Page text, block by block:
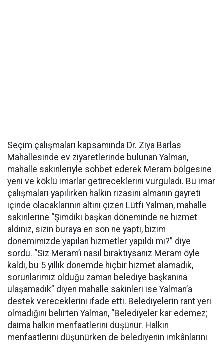
Seçim çalışmaları kapsamında Dr. Ziya Barlas
Mahallesinde ev ziyaretlerinde bulunan Yalman,
mahalle sakinleriyle sohbet ederek Meram bölgesine
yeni ve köklü imarlar getireceklerini vurguladı. Bu imar
çalışmaları yapılırken halkın rızasını almanın gayreti
içinde olacaklarının altını çizen Lütfi Yalman, mahalle
sakinlerine “Şimdiki başkan döneminde ne hizmet
aldınız, sizin buraya en son ne yaptı, bizim
dönemimizde yapılan hizmetler yapıldı mı?” diye
sordu. “Siz Meram’ı nasıl bıraktıysanız Meram öyle
kaldı, bu 5 yıllık dönemde hiçbir hizmet alamadık,
sorunlarımız olduğu zaman belediye başkanına
ulaşamadık” diyen mahalle sakinleri ise Yalman’a
destek vereceklerini ifade etti. Belediyelerin rant yeri
olmadığını belirten Yalman, “Belediyeler kar edemez;
daima halkın menfaatlerini düşünür. Halkın
menfaatlerini düşünürken de belediyenin imkânlarını